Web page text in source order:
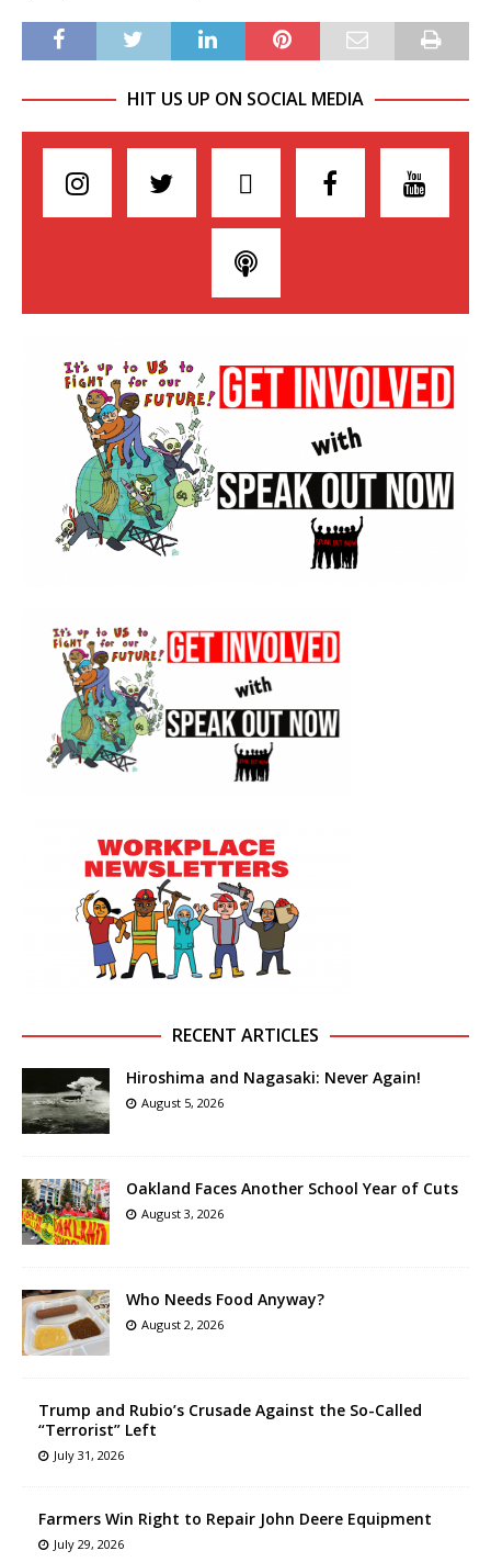
HIT US UP ON SOCIAL MEDIA
RECENT ARTICLES
Hiroshima and Nagasaki: Never Again!
August 5, 2026
Oakland Faces Another School Year of Cuts
August 3, 2026
Who Needs Food Anyway?
August 2, 2026
Trump and Rubio’s Crusade Against the So-Called
“Terrorist” Left
July 31, 2026
Farmers Win Right to Repair John Deere Equipment
July 29, 2026